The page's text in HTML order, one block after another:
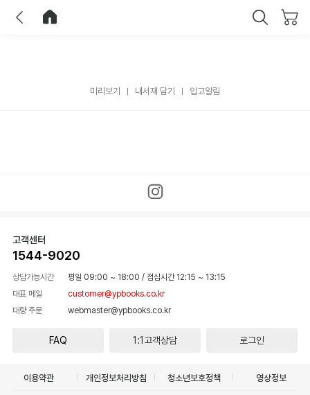
미리보기 내서재 담기 입고알림
고객센터
1544-9020
상담가능시간 평일 09:00 ~ 18:00 / 점심시간 12:15 ~ 13:15
대표 메일
customer@ypbooks.co.kr
대량 주문
webmaster@ypbooks.co.kr
FAQ 1:1고객상담 로그인
이용약관 개인정보처리방침 청소년보호정책 영상정보